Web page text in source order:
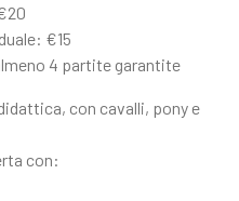
€15
4 partite garantite
con cavalli, pony e
con: